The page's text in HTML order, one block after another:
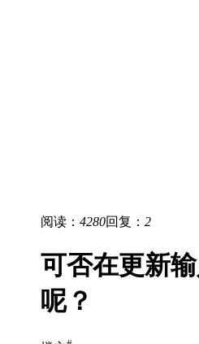
阅读： 4280回复： 2
可否在更新
呢？